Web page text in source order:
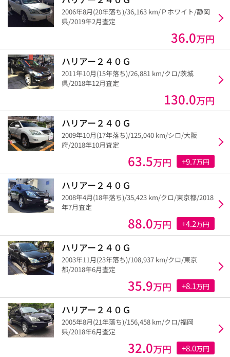
2006年8月(20年落ち)/36,163 km/Ｐホワイト/静岡
県/2019年2月査定
36.0万円
ハリアー２４０Ｇ
2011年10月(15年落ち)/26,881 km/クロ/茨城
県/2018年12月査定
130.0万円
ハリアー２４０Ｇ
2009年10月(17年落ち)/125,040 km/シロ/大阪
府/2018年10月査定
63.5万円 +9.7万円
ハリアー２４０Ｇ
2008年4月(18年落ち)/35,423 km/クロ/東京都/2018
年7月査定
88.0万円 +4.2万円
ハリアー２４０Ｇ
2003年11月(23年落ち)/108,937 km/クロ/東京
都/2018年6月査定
35.9万円 +8.1万円
ハリアー２４０Ｇ
2005年8月(21年落ち)/156,458 km/クロ/福岡
県/2018年6月査定
32.0万円 +8.0万円